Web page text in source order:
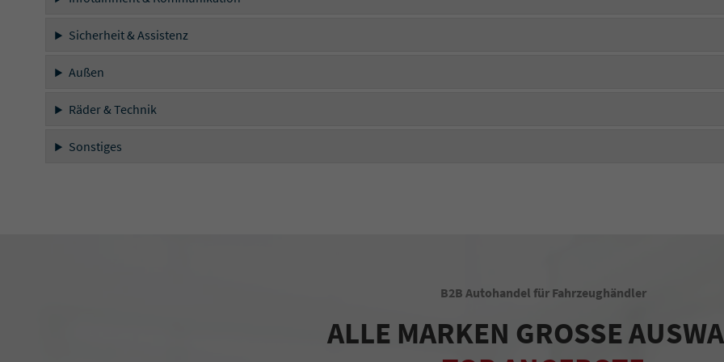
Sicherheit & Assistenz
Außen
Räder & Technik
Sonstiges
B2B Autohandel für Fahrzeughändler
ALLE MARKEN GROSSE